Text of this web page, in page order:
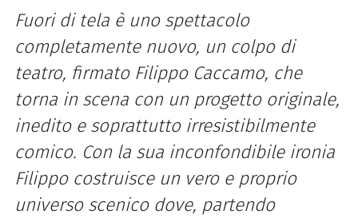
Fuori di tela è uno spettacolo
completamente nuovo, un colpo di
teatro, firmato Filippo Caccamo, che
torna in scena con un progetto originale,
inedito e soprattutto irresistibilmente
comico. Con la sua inconfondibile ironia
Filippo costruisce un vero e proprio
universo scenico dove, partendo